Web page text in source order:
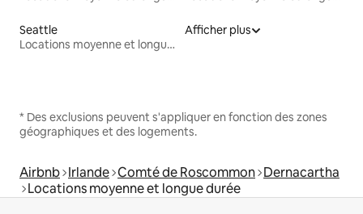
Seattle
Locations moyenne et longue durée
Afficher plus
* Des exclusions peuvent s'appliquer en fonction des zones
géographiques et des logements.
Airbnb Irlande Comté de Roscommon Dernacartha
Locations moyenne et longue durée